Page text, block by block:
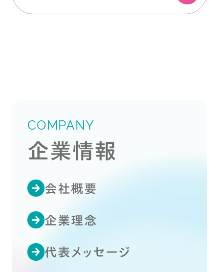
COMPANY
企業情報
会社概要
企業理念
代表メッセージ